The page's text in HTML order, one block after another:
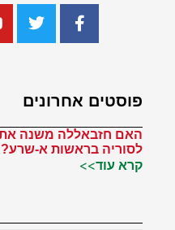
פוסטים אחרונים
האם חזבאללה משנה את
לסוריה בראשות א-שרע?
קרא עוד>>